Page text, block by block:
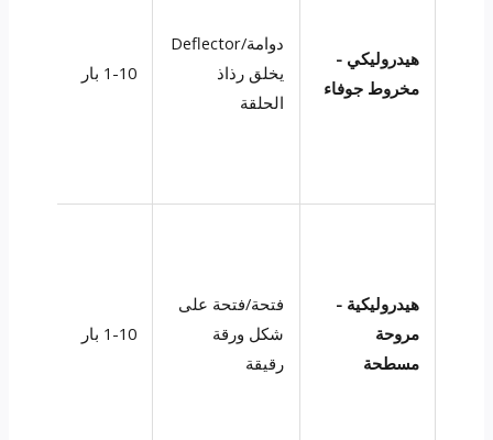
هيدروليكي -
مخروط جوفاء
دوامة/Deflector
يخلق رذاذ
الحلقة
1-10 بار
هيدروليكية -
مروحة
مسطحة
فتحة/فتحة على
شكل ورقة
رقيقة
1-10 بار